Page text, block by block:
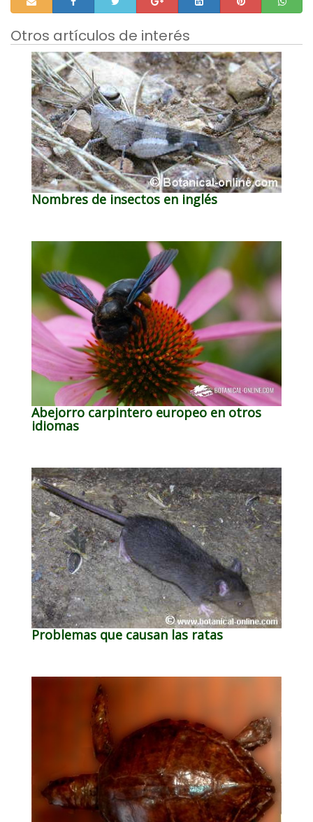
Otros artículos de interés
Nombres de insectos en inglés
Abejorro carpintero europeo en otros
idiomas
Problemas que causan las ratas